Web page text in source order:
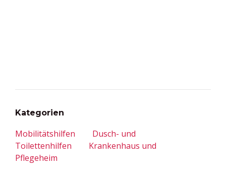
Kategorien
Mobilitätshilfen
Dusch- und
Toilettenhilfen
Krankenhaus und
Pflegeheim